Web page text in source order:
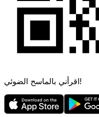
اقرأني بالماسح الضوئي!